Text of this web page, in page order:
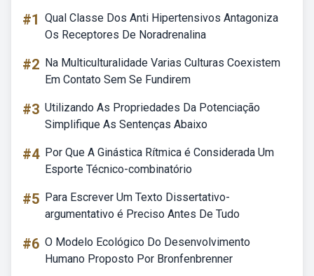
#1 Qual Classe Dos Anti Hipertensivos Antagoniza
Os Receptores De Noradrenalina
#2 Na Multiculturalidade Varias Culturas Coexistem
Em Contato Sem Se Fundirem
#3 Utilizando As Propriedades Da Potenciação
Simplifique As Sentenças Abaixo
#4 Por Que A Ginástica Rítmica é Considerada Um
Esporte Técnico-combinatório
#5 Para Escrever Um Texto Dissertativo-
argumentativo é Preciso Antes De Tudo
#6 O Modelo Ecológico Do Desenvolvimento
Humano Proposto Por Bronfenbrenner